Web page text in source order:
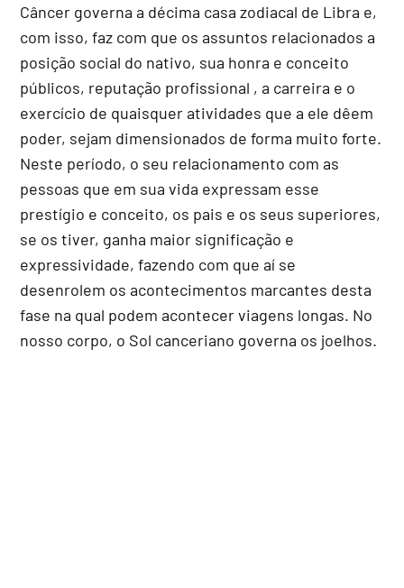
Câncer governa a décima casa zodiacal de Libra e,
com isso, faz com que os assuntos relacionados a
posição social do nativo, sua honra e conceito
públicos, reputação profissional , a carreira e o
exercício de quaisquer atividades que a ele dêem
poder, sejam dimensionados de forma muito forte.
Neste período, o seu relacionamento com as
pessoas que em sua vida expressam esse
prestígio e conceito, os pais e os seus superiores,
se os tiver, ganha maior significação e
expressividade, fazendo com que aí se
desenrolem os acontecimentos marcantes desta
fase na qual podem acontecer viagens longas. No
nosso corpo, o Sol canceriano governa os joelhos.